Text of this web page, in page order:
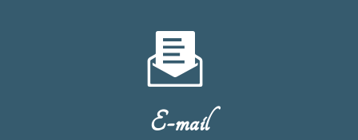
E-mail